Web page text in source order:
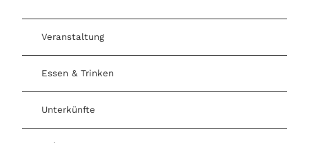
Veranstaltung
Essen & Trinken
Unterkünfte